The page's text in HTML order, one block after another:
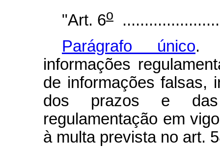
"Art. 6o
Parágrafo único.
informações
de informações falsas,
dos prazos e das
regulamentação em
à multa prevista no art.